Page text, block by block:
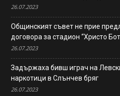
26.07.2023
Общинският съвет не прие
договора за стадион “Христо
26.07.2023
Задържаха бивш играч на
наркотици в Слънчев бряг
26.07.2023